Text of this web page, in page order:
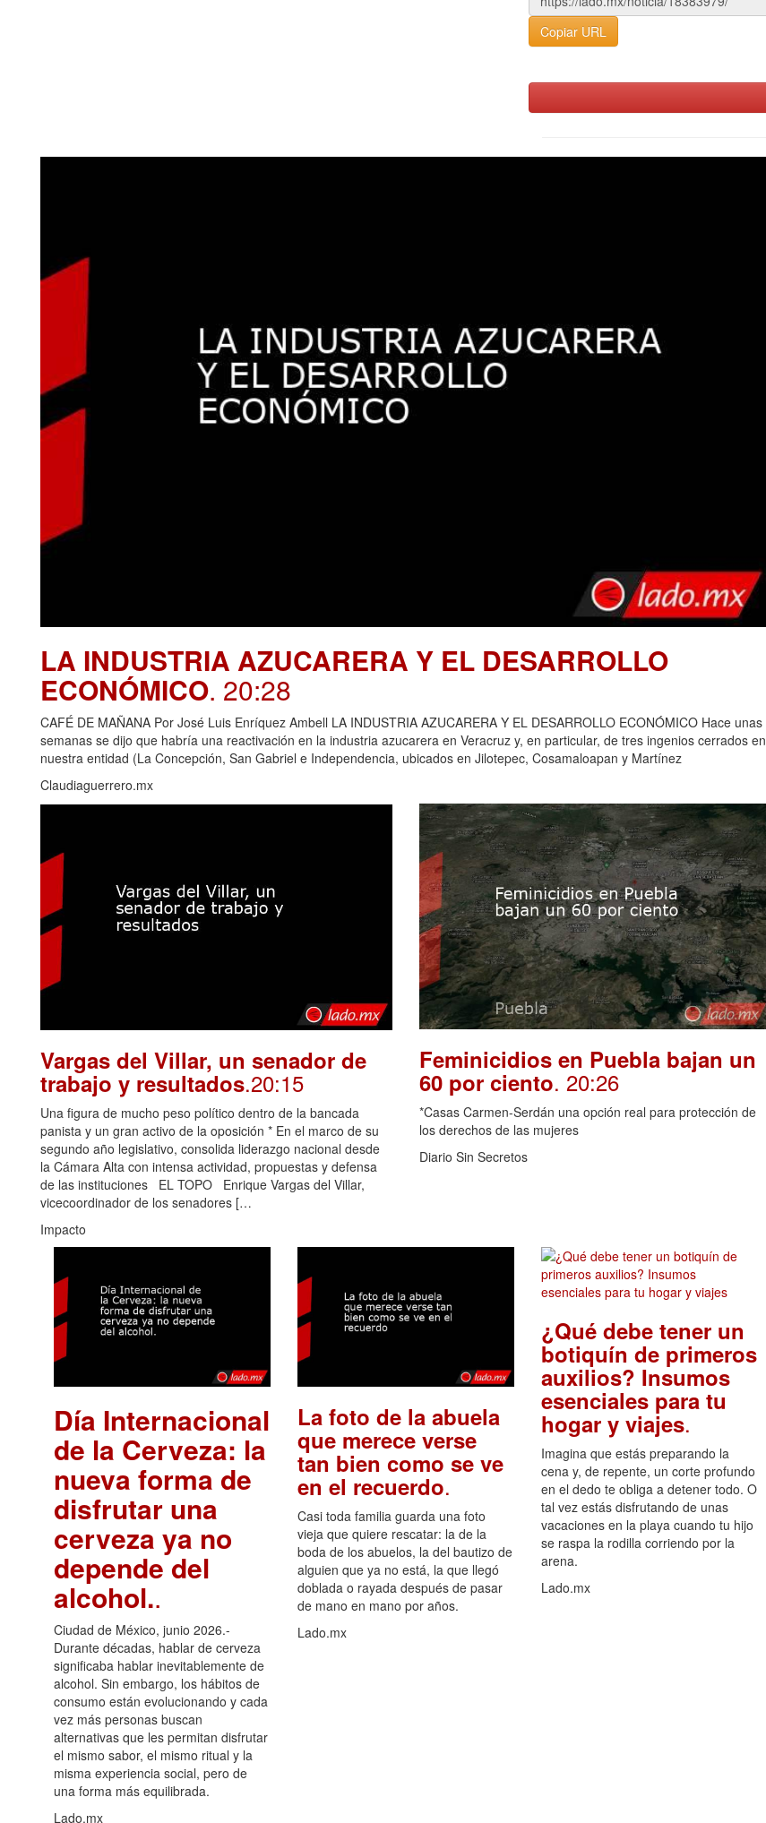
Copiar URL
LA INDUSTRIA AZUCARERA Y EL DESARROLLO
ECONÓMICO. 20:28
CAFÉ DE MAÑANA Por José Luis Enríquez Ambell LA INDUSTRIA AZUCARERA Y EL DESARROLLO ECONÓMICO Hace unas
semanas se dijo que habría una reactivación en la industria azucarera en Veracruz y, en particular, de tres ingenios cerrados en
nuestra entidad (La Concepción, San Gabriel e Independencia, ubicados en Jilotepec, Cosamaloapan y Martínez
Claudiaguerrero.mx
Vargas del Villar, un senador de
trabajo y resultados.20:15
Una figura de mucho peso político dentro de la bancada
panista y un gran activo de la oposición * En el marco de su
segundo año legislativo, consolida liderazgo nacional desde
la Cámara Alta con intensa actividad, propuestas y defensa
de las instituciones EL TOPO Enrique Vargas del Villar,
vicecoordinador de los senadores […
Impacto
Feminicidios en Puebla bajan un
60 por ciento. 20:26
*Casas Carmen-Serdán una opción real para protección de
los derechos de las mujeres
Diario Sin Secretos
Día Internacional
de la Cerveza: la
nueva forma de
disfrutar una
cerveza ya no
depende del
alcohol..
Ciudad de México, junio 2026.-
Durante décadas, hablar de cerveza
significaba hablar inevitablemente de
alcohol. Sin embargo, los hábitos de
consumo están evolucionando y cada
vez más personas buscan
alternativas que les permitan disfrutar
el mismo sabor, el mismo ritual y la
misma experiencia social, pero de
una forma más equilibrada.
Lado.mx
La foto de la abuela
que merece verse
tan bien como se ve
en el recuerdo.
Casi toda familia guarda una foto
vieja que quiere rescatar: la de la
boda de los abuelos, la del bautizo de
alguien que ya no está, la que llegó
doblada o rayada después de pasar
de mano en mano por años.
Lado.mx
¿Qué debe tener un
botiquín de primeros
auxilios? Insumos
esenciales para tu
hogar y viajes.
Imagina que estás preparando la
cena y, de repente, un corte profundo
en el dedo te obliga a detener todo. O
tal vez estás disfrutando de unas
vacaciones en la playa cuando tu hijo
se raspa la rodilla corriendo por la
arena.
Lado.mx